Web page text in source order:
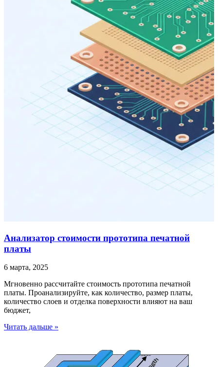
Анализатор стоимости прототипа печатной
платы
6 марта, 2025
Мгновенно рассчитайте стоимость прототипа печатной
платы. Проанализируйте, как количество, размер платы,
количество слоев и отделка поверхности влияют на ваш
бюджет,
Читать дальше »